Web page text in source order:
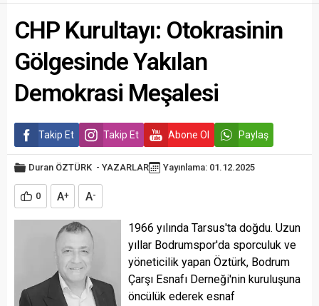
CHP Kurultayı: Otokrasinin
Gölgesinde Yakılan
Demokrasi Meşalesi
Takip Et Takip Et Abone Ol Paylaş
Duran ÖZTÜRK - YAZARLAR Yayınlama: 01.12.2025
0 A+ A-
1966 yılında Tarsus'ta doğdu. Uzun
yıllar Bodrumspor'da sporculuk ve
yöneticilik yapan Öztürk, Bodrum
Çarşı Esnafı Derneği'nin kuruluşuna
öncülük ederek esnaf